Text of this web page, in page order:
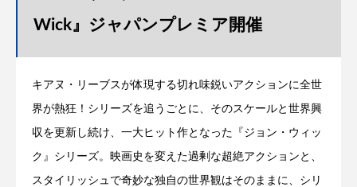
Wick』ジャパンプレミア開催
キアヌ・リーブスが体現する切れ味鋭いアクションに全世
界が熱狂！シリーズを追うごとに、そのスケールと世界興
収を更新し続け、一大ヒット作となった『ジョン・ウィッ
ク』シリーズ。映画史を変えた過剰な超絶アクションと、
スタイリッシュで奇妙な独自の世界観はそのままに、シリ